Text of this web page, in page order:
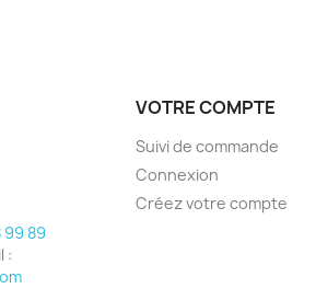
99 89
:
VOTRE COMPTE
Suivi de commande
Connexion
Créez votre compte